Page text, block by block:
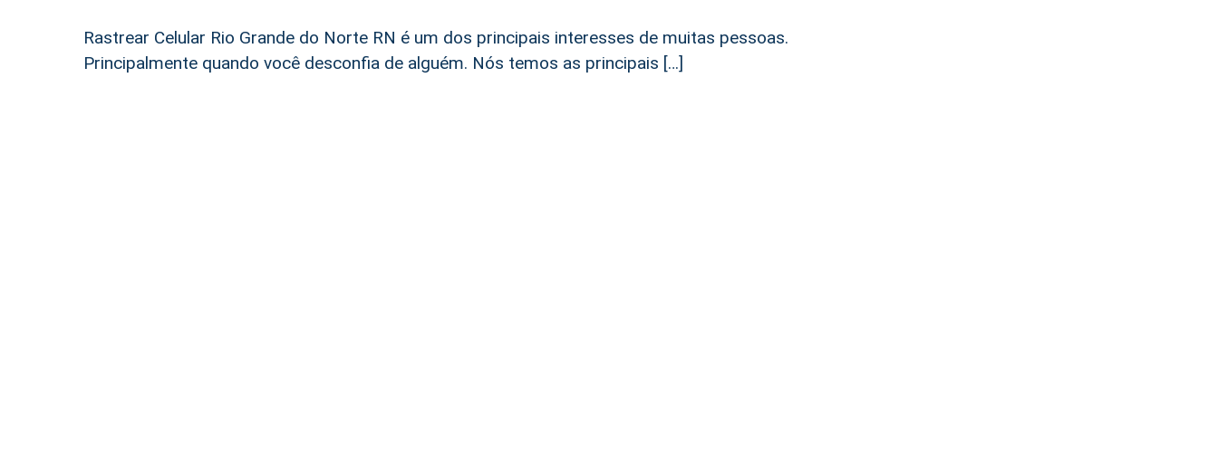
Rastrear Celular Rio Grande do Norte RN é um dos principais interesses de muitas pessoas.
Principalmente quando você desconfia de alguém. Nós temos as principais […]